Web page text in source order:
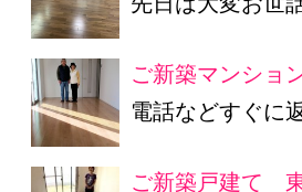
ご新築マンシ
電話などすぐに
ご新築戸建て